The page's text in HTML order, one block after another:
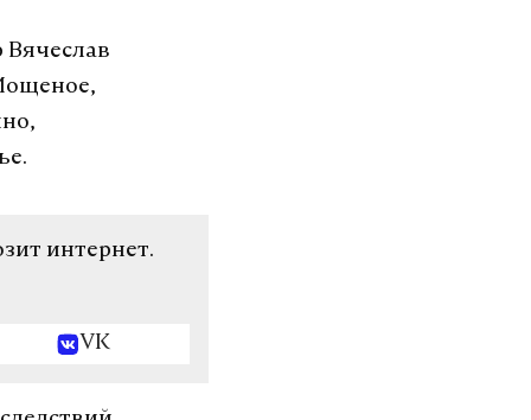
Вячеслав
интернет.
VK